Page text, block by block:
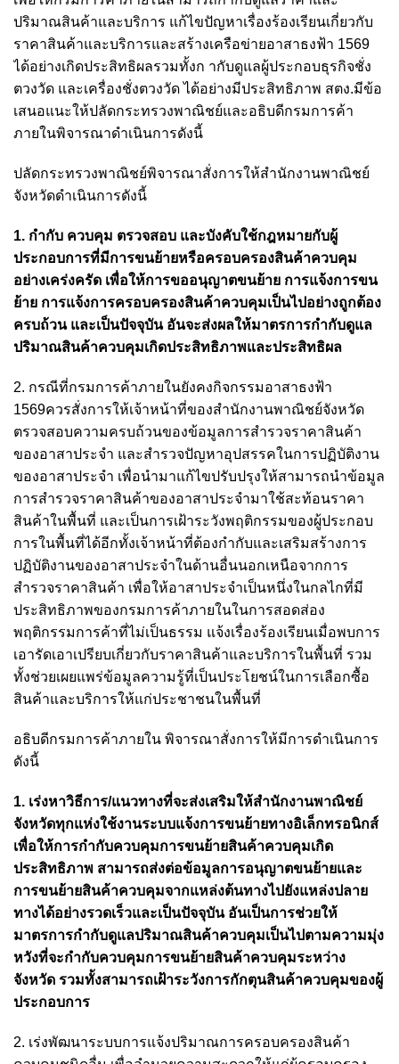
ปริมาณสินค้าและบริการ แก้ไขปัญหาเรื่องร้องเรียนเกี่ยวกับ
ราคาสินค้าและบริการและสร้างเครือข่ายอาสาธงฟ้า 1569
ได้อย่างเกิดประสิทธิผลรวมทั้งก ากับดูแลผู้ประกอบธุรกิจชั่ง
ตวงวัด และเครื่องชั่งตวงวัด ได้อย่างมีประสิทธิภาพ สตง.มีข้อ
เสนอแนะให้ปลัดกระทรวงพาณิชย์และอธิบดีกรมการค้า
ภายในพิจารณาดำเนินการดังนี้
ปลัดกระทรวงพาณิชย์พิจารณาสั่งการให้สำนักงานพาณิชย์
จังหวัดดำเนินการดังนี้
1. กำกับ ควบคุม ตรวจสอบ และบังคับใช้กฎหมายกับผู้
ประกอบการที่มีการขนย้ายหรือครอบครองสินค้าควบคุม
อย่างเคร่งครัด เพื่อให้การขออนุญาตขนย้าย การแจ้งการขน
ย้าย การแจ้งการครอบครองสินค้าควบคุมเป็นไปอย่างถูกต้อง
ครบถ้วน และเป็นปัจจุบัน อันจะส่งผลให้มาตรการกำกับดูแล
ปริมาณสินค้าควบคุมเกิดประสิทธิภาพและประสิทธิผล
2. กรณีที่กรมการค้าภายในยังคงกิจกรรมอาสาธงฟ้า
1569ควรสั่งการให้เจ้าหน้าที่ของสำนักงานพาณิชย์จังหวัด
ตรวจสอบความครบถ้วนของข้อมูลการสำรวจราคาสินค้า
ของอาสาประจำ และสำรวจปัญหาอุปสรรคในการปฏิบัติงาน
ของอาสาประจำ เพื่อนำมาแก้ไขปรับปรุงให้สามารถนำข้อมูล
การสำรวจราคาสินค้าของอาสาประจำมาใช้สะท้อนราคา
สินค้าในพื้นที่ และเป็นการเฝ้าระวังพฤติกรรมของผู้ประกอบ
การในพื้นที่ได้อีกทั้งเจ้าหน้าที่ต้องกำกับและเสริมสร้างการ
ปฏิบัติงานของอาสาประจำในด้านอื่นนอกเหนือจากการ
สำรวจราคาสินค้า เพื่อให้อาสาประจำเป็นหนึ่งในกลไกที่มี
ประสิทธิภาพของกรมการค้าภายในในการสอดส่อง
พฤติกรรมการค้าที่ไม่เป็นธรรม แจ้งเรื่องร้องเรียนเมื่อพบการ
เอารัดเอาเปรียบเกี่ยวกับราคาสินค้าและบริการในพื้นที่ รวม
ทั้งช่วยเผยแพร่ข้อมูลความรู้ที่เป็นประโยชน์ในการเลือกซื้อ
สินค้าและบริการให้แก่ประชาชนในพื้นที่
อธิบดีกรมการค้าภายใน พิจารณาสั่งการให้มีการดำเนินการ
ดังนี้
1. เร่งหาวิธีการ/แนวทางที่จะส่งเสริมให้สำนักงานพาณิชย์
จังหวัดทุกแห่งใช้งานระบบแจ้งการขนย้ายทางอิเล็กทรอนิกส์
เพื่อให้การกำกับควบคุมการขนย้ายสินค้าควบคุมเกิด
ประสิทธิภาพ สามารถส่งต่อข้อมูลการอนุญาตขนย้ายและ
การขนย้ายสินค้าควบคุมจากแหล่งต้นทางไปยังแหล่งปลาย
ทางได้อย่างรวดเร็วและเป็นปัจจุบัน อันเป็นการช่วยให้
มาตรการกำกับดูแลปริมาณสินค้าควบคุมเป็นไปตามความมุ่ง
หวังที่จะกำกับควบคุมการขนย้ายสินค้าควบคุมระหว่าง
จังหวัด รวมทั้งสามารถเฝ้าระวังการกักตุนสินค้าควบคุมของผู้
ประกอบการ
2. เร่งพัฒนาระบบการแจ้งปริมาณการครอบครองสินค้า